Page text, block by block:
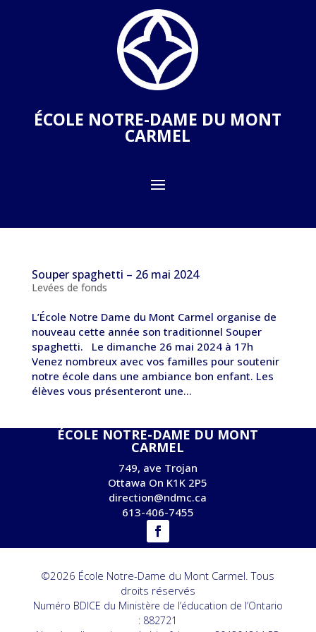
ÉCOLE NOTRE-DAME DU MONT
CARMEL
Souper spaghetti – 26 mai 2024
Levées de fonds
L’École Notre Dame du Mont Carmel organise de
nouveau cette année son traditionnel Souper
spaghetti. Le dimanche 26 mai 2024 à 17h
Venez nombreux avec vos familles pour soutenir
notre école dans une ambiance bon enfant. Les
élèves vous présenteront une...
ÉCOLE NOTRE-DAME DU MONT
CARMEL
749, ave Trojan
Ottawa On K1K 2P5
direction@ndmc.ca
613-406-7455
©2026 École Notre-Dame du Mont Carmel. Tous
droits réservés
Numéro BDICE du Ministère de l’éducation de l’Ontario
: 882721